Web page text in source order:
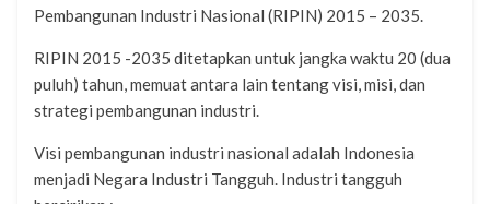
Pembangunan Industri Nasional (RIPIN) 2015 – 2035.
RIPIN 2015 -2035 ditetapkan untuk jangka waktu 20 (dua
puluh) tahun, memuat antara lain tentang visi, misi, dan
strategi pembangunan industri.
Visi pembangunan industri nasional adalah Indonesia
menjadi Negara Industri Tangguh. Industri tangguh